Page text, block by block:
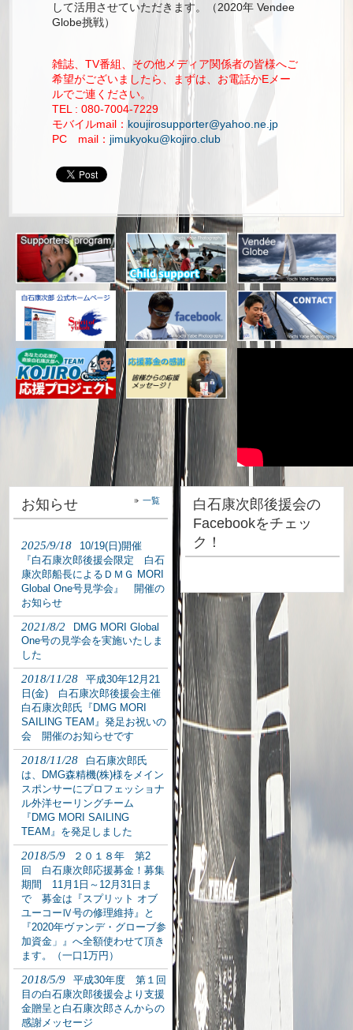
して活用させていただきます。（2020年 Vendee
Globe挑戦）
雑誌、TV番組、その他メディア関係者の皆様へご
希望がございましたら、まずは、お電話かEメー
ルでご連ください。
TEL : 080-7004-7229
モバイルmail： koujirosupporter@yahoo.ne.jp
PC mail： jimukyoku@kojiro.club
お知らせ 一覧
2025/9/18
10/19(日)開催
『白石康次郎後援会限定 白石
康次郎船長によるＤＭＧ MORI
Global One号見学会』 開催の
お知らせ
2021/8/2
DMG MORI Global
One号の見学会を実施いたしま
した
2018/11/28
平成30年12月21
日(金) 白石康次郎後援会主催
白石康次郎氏『DMG MORI
SAILING TEAM』発足お祝いの
会 開催のお知らせです
2018/11/28
白石康次郎氏
は、DMG森精機(株)様をメイン
スポンサーにプロフェッショナ
ル外洋セーリングチーム
『DMG MORI SAILING
TEAM』を発足しました
2018/5/9
２０１８年 第2
回 白石康次郎応援募金！募集
期間 11月1日～12月31日ま
で 募金は『スプリット オブ
ユーコーⅣ号の修理維持』と
『2020年ヴァンデ・グローブ参
加資金」』へ全額使わせて頂き
ます。（一口1万円）
2018/5/9
平成30年度 第１回
目の白石康次郎後援会より支援
金贈呈と白石康次郎さんからの
感謝メッセージ
白石康次郎後援会の
Facebookをチェッ
ク！